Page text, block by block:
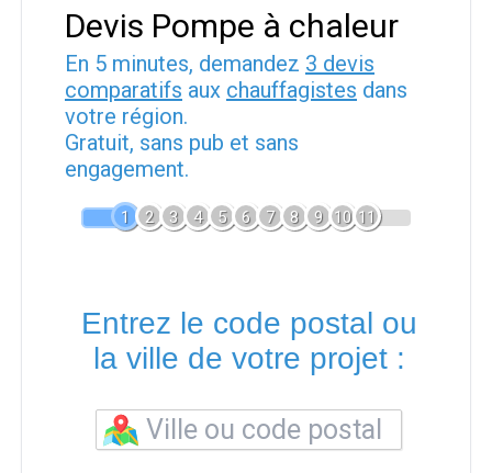
Devis Pompe à chaleur
En 5 minutes, demandez 3 devis
comparatifs aux chauffagistes dans
votre région.
Gratuit, sans pub et sans
engagement.
1 2 3 4 5 6 7 8 9 10 11
Entrez le code postal ou
la ville de votre projet :